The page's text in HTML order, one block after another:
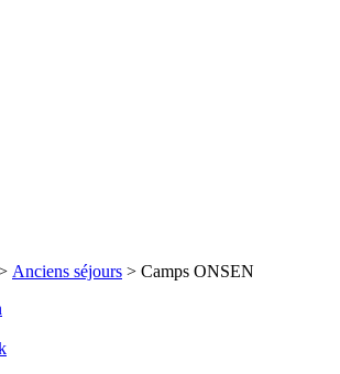
Anciens séjours > Camps ONSEN